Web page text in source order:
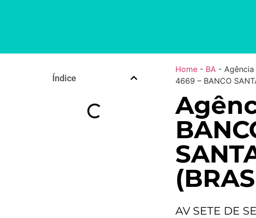
Índice
Home- BA - Agência
4669 – BANCO
AV SETE DE